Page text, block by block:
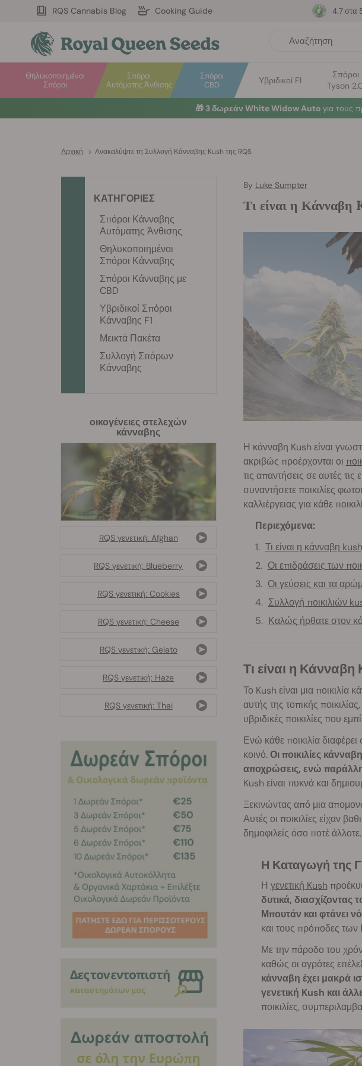
RQS Cannabis Blog Cooking Guide
Σπόροι
Αυτόματης Άνθισης
Θηλυκοποιημένοι
Σπόροι
Σπόροι
CBD
Υβριδικοί F1
Σπόροι
Tyson
4.7 στα
🎁 3 δωρεάν White Widow Auto για τους
Αρχική > Ανακαλύψτε τη Συλλογή Κάνναβης Kush της RQS
By Luke Sumpter
Τι είναι η Κάνναβη
Η κάνναβη Kush είναι
ακριβώς προέρχονται οι
τις απαντήσεις σε αυτές
συναντήσετε ποικιλίες
καλλιέργειας για κάθε
Περιεχόμενα:
Τι είναι η κάνναβη
Οι επιδράσεις των
Οι γεύσεις και τα
Συλλογή ποικιλιών
Καλώς ήρθατε στον
Τι είναι η
Το Kush είναι μια
αυτής της τοπικής
υβριδικές ποικιλίες που
Ενώ κάθε ποικιλία
κοινό.Οι ποικιλίες
αποχρώσεις, ενώ
Kush είναι πυκνά και
Ξεκινώντας από μια
Αυτές οι ποικιλίες είχαν
δημοφιλείς όσο ποτέ άλλοτε.
Η Καταγωγή της
Η γενετική Kush
δυτικά, διασχίζοντας
Μπουτάν και φτάνει
και τους πρόποδες των
Με την πάροδο του
καθώς οι αγρότες
κάνναβη έχει μακρά
γενετική Kush και
ποικιλίες,
ΚΑΤΗΓΟΡΙΕΣ
Σπόροι Κάνναβης
Αυτόματης Άνθισης
Θηλυκοποιημένοι
Σπόροι Κάνναβης
Σπόροι Κάνναβης με
CBD
Υβριδικοί Σπόροι
Κάνναβης F1
Μεικτά Πακέτα
Συλλογή Σπόρων
Κάνναβης
οικογένειες στελεχών
κάνναβης
RQS γενετική: Afghan
RQS γενετική: Blueberry
RQS γενετική: Cookies
RQS γενετική: Cheese
RQS γενετική: Gelato
RQS γενετική: Haze
RQS γενετική: Thai